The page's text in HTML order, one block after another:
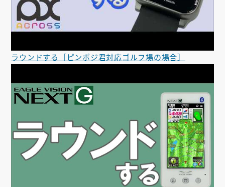
ラウンドする［ピンポジ君対応ゴルフ場の場合］